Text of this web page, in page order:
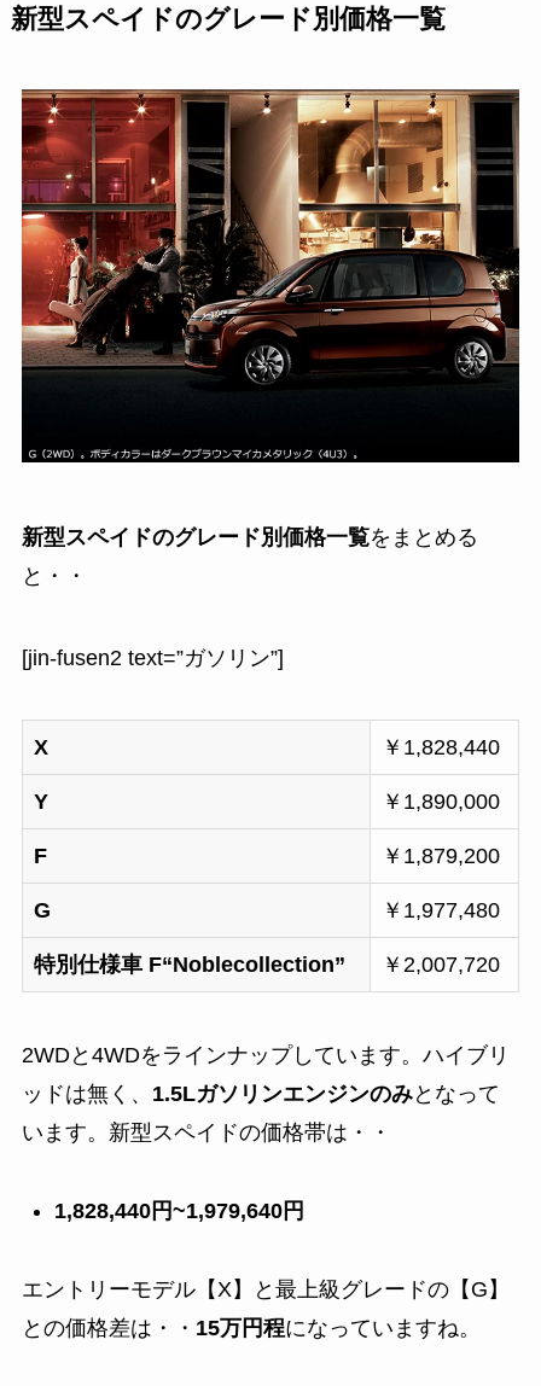
新型スペイドのグレード別価格一覧
新型スペイドのグレード別価格一覧をまとめる
と・・
[jin-fusen2 text=”ガソリン”]
X ￥ 1,828,440
Y ￥ 1,890,000
F ￥ 1,879,200
G ￥ 1,977,480
特別仕様車 F“Noblecollection” ￥2,007,720
2WDと4WDをラインナップしています。ハイブリ
ッドは無く、 1.5Lガソリンエンジンのみとなって
います。 新型スペイドの価格帯は・・
1,828,440円~1,979,640円
エントリーモデル【X】と最上級グレードの【G】
との価格差は・・ 15万円程になっていますね。